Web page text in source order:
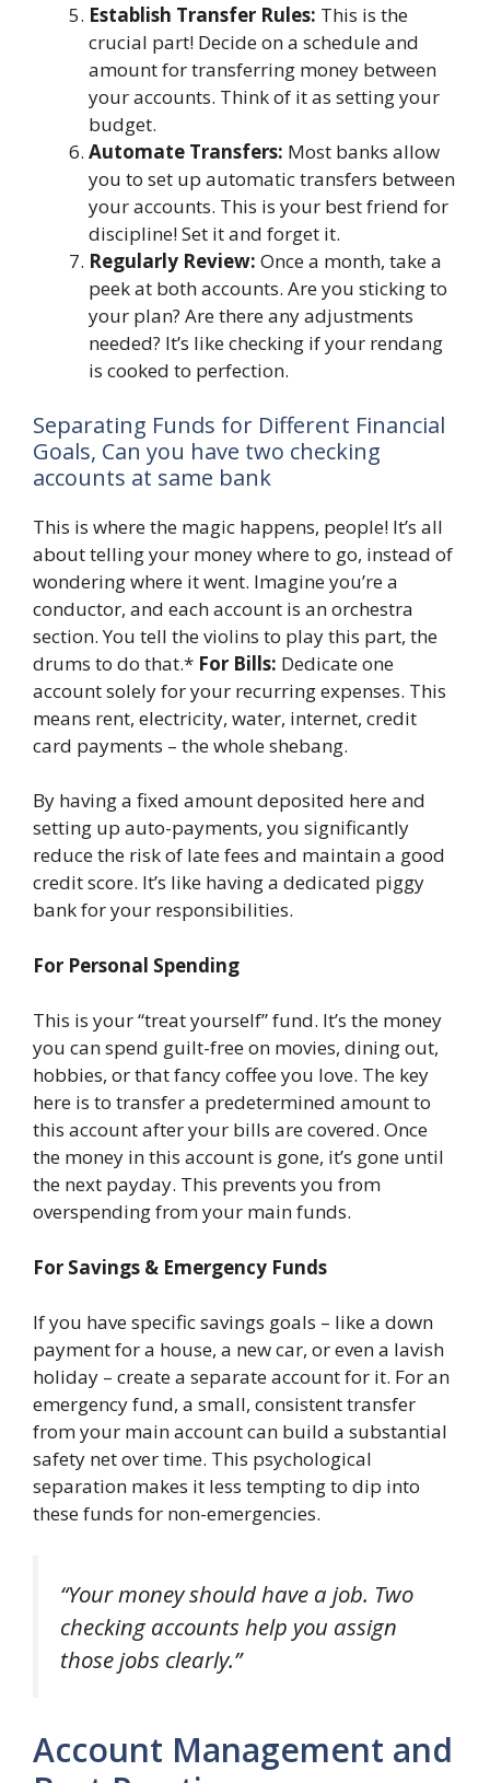
Establish Transfer Rules: This is the
crucial part! Decide on a schedule and
amount for transferring money between
your accounts. Think of it as setting your
budget.
Automate Transfers: Most banks allow
you to set up automatic transfers between
your accounts. This is your best friend for
discipline! Set it and forget it.
Regularly Review: Once a month, take a
peek at both accounts. Are you sticking to
your plan? Are there any adjustments
needed? It’s like checking if your rendang
is cooked to perfection.
Separating Funds for Different Financial
Goals, Can you have two checking
accounts at same bank
This is where the magic happens, people! It’s all
about telling your money where to go, instead of
wondering where it went. Imagine you’re a
conductor, and each account is an orchestra
section. You tell the violins to play this part, the
drums to do that.* For Bills: Dedicate one
account solely for your recurring expenses. This
means rent, electricity, water, internet, credit
card payments – the whole shebang.
By having a fixed amount deposited here and
setting up auto-payments, you significantly
reduce the risk of late fees and maintain a good
credit score. It’s like having a dedicated piggy
bank for your responsibilities.
For Personal Spending
This is your “treat yourself” fund. It’s the money
you can spend guilt-free on movies, dining out,
hobbies, or that fancy coffee you love. The key
here is to transfer a predetermined amount to
this account after your bills are covered. Once
the money in this account is gone, it’s gone until
the next payday. This prevents you from
overspending from your main funds.
For Savings & Emergency Funds
If you have specific savings goals – like a down
payment for a house, a new car, or even a lavish
holiday – create a separate account for it. For an
emergency fund, a small, consistent transfer
from your main account can build a substantial
safety net over time. This psychological
separation makes it less tempting to dip into
these funds for non-emergencies.
“Your money should have a job. Two
checking accounts help you assign
those jobs clearly.”
Account Management and